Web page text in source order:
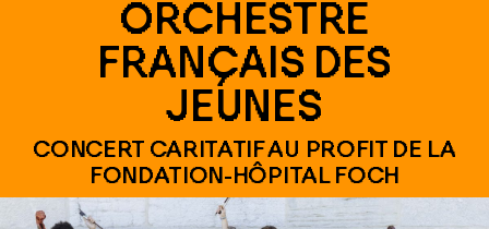
ORCHESTRE
FRANÇAIS DES
JEUNES
CONCERT CARITATIF AU PROFIT DE LA
FONDATION-HÔPITAL FOCH